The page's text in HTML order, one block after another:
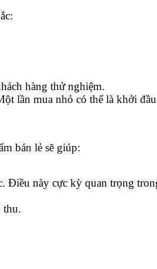
hàng thử nghiệm.
lần mua nhỏ có thể là khởi
bán lẻ sẽ giúp:
Điều này cực kỳ quan trọng
thu.